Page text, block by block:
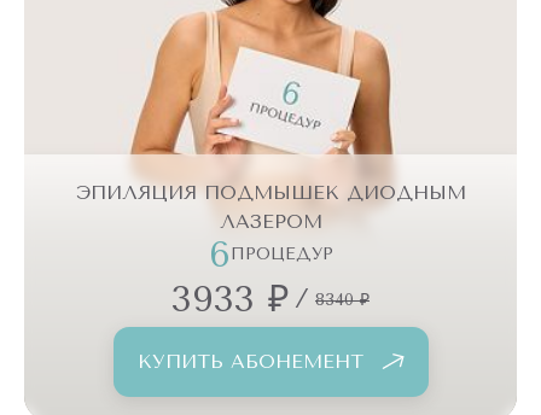
ЭПИЛЯЦИЯ ПОДМЫШЕК ДИОДНЫМ
ЛАЗЕРОМ
6ПРОЦЕДУР
3933 ₽ / 8340 ₽
КУПИТЬ АБОНЕМЕНТ